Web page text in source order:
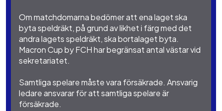
Om matchdomarna bedömer att ena laget ska
byta speldräkt, på grund av likhet i färg med det
andra lagets speldräkt, ska bortalaget byta.
Macron Cup by FCH har begränsat antal västar vid
sekretariatet.
Samtliga spelare måste vara försäkrade. Ansvarig
ledare ansvarar för att samtliga spelare är
försäkrade.